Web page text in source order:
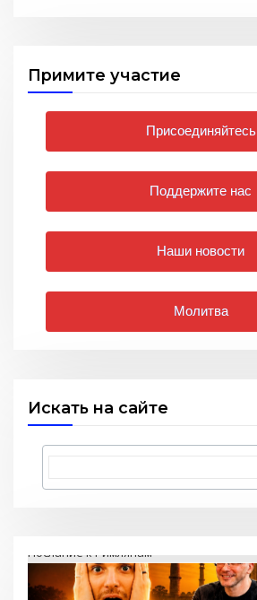
Примите участие
Присоединяйтесь
Поддержите нас
Наши новости
Молитва
Искать на сайте